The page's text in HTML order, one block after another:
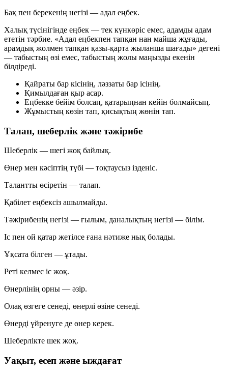
Бақ пен берекенің негізі — адал еңбек.
Халық түсінігінде еңбек — тек күнкөріс емес, адамды адам
ететін тәрбие. «Адал еңбекпен тапқан нан майша жұғады,
арамдық жолмен тапқан қазы-қарта жыланша шағады» дегені
— табыстың өзі емес, табыстың жолы маңызды екенін
білдіреді.
Қайраты бар кісінің, ләззаты бар ісінің.
Қимылдаған қыр асар.
Еңбекке бейім болсаң, қатарыңнан кейін болмайсың.
Жұмыстың көзін тап, қисықтың жөнін тап.
Талап, шеберлік және тәжірибе
Шеберлік — шегі жоқ байлық.
Өнер мен кәсіптің түбі — тоқтаусыз ізденіс.
Талантты өсіретін — талап.
Қабілет еңбексіз ашылмайды.
Тәжірибенің негізі — ғылым, даналықтың негізі — білім.
Іс пен ой қатар жетілсе ғана нәтиже нық болады.
Ұқсата білген — ұтады.
Реті келмес іс жоқ.
Өнерлінің орны — әзір.
Олақ өзгеге сенеді, өнерлі өзіне сенеді.
Өнерді үйренуге де өнер керек.
Шеберлікте шек жоқ.
Уақыт, есеп және ыждағат